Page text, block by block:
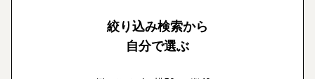
絞り込み検索から
自分で選ぶ